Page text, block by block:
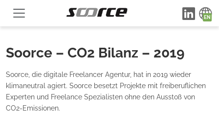
Soorce – CO2 Bilanz – 2019
Soorce, die digitale Freelancer Agentur, hat in 2019 wieder
klimaneutral agiert. Soorce besetzt Projekte mit freiberuflichen
Experten und Freelance Spezialisten ohne den Ausstoß von
CO2-Emissionen.